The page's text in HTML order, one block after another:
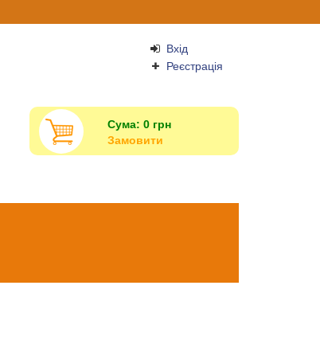
Вхід
Реєстрація
Сума: 0 грн
Замовити